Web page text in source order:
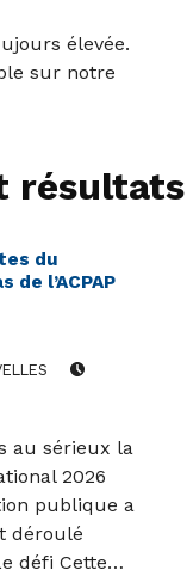
élevée.
sur notre
résultats
du
de l’ACPAP
au sérieux la
2026
publique a
déroulé
défi Cette…